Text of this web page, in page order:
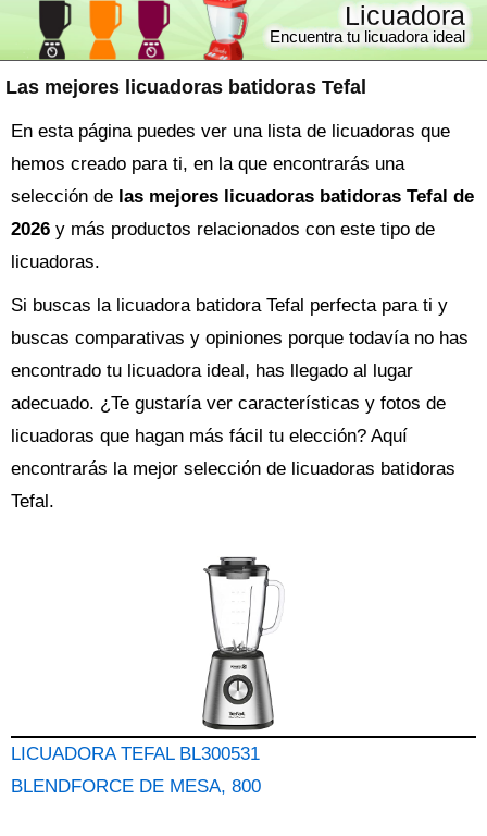
Las mejores licuadoras batidoras Tefal
Licuadora
Encuentra tu licuadora ideal
En esta página puedes ver una lista de licuadoras que
hemos creado para ti, en la que encontrarás una
selección de las mejores licuadoras batidoras Tefal de
2026 y más productos relacionados con este tipo de
licuadoras.
Si buscas la licuadorabatidora Tefal perfecta para ti y
buscas comparativas y opiniones porque todavía no has
encontrado tu licuadora ideal, has llegado al lugar
adecuado. ¿Te gustaría ver características y fotos de
licuadoras que hagan más fácil tu elección? Aquí
encontrarás la mejor selección de licuadoras batidoras
Tefal.
LICUADORA TEFAL BL300531
BLENDFORCE DE MESA, 800